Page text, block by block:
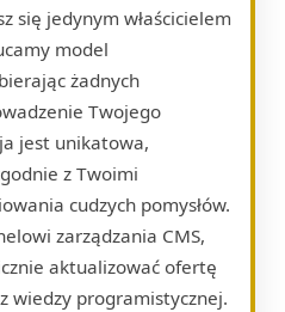
się jedynym właścicielem
model
żadnych
Twojego
jest unikatowa,
z Twoimi
cudzych pomysłów.
zarządzania CMS,
aktualizować ofertę
wiedzy programistycznej.